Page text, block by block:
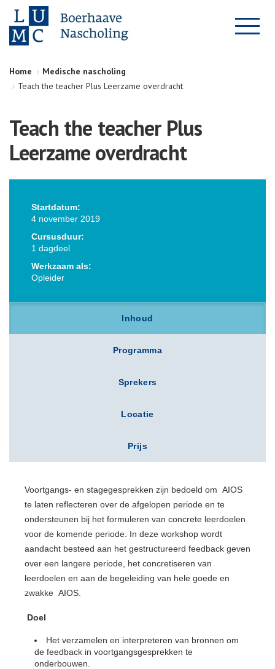
Home
Medische nascholing
Teach the teacher Plus Leerzame overdracht
Teach the teacher Plus
Leerzame overdracht
Startdatum:
4 november 2019
Cursusduur:
1 dagdeel
Werkzaam als:
Opleider
Inhoud
Programma
Sprekers
Locatie
Prijs
Voortgangs- en stagegesprekken zijn bedoeld om AIOS
te laten reflecteren over de afgelopen periode en te
ondersteunen bij het formuleren van concrete leerdoelen
voor de komende periode. In deze workshop wordt
aandacht besteed aan het gestructureerd feedback geven
over een langere periode, het concretiseren van
leerdoelen en aan de begeleiding van hele goede en
zwakke AIOS.
Doel
Het verzamelen en interpreteren van bronnen om
de feedback in voortgangsgesprekken te
onderbouwen.